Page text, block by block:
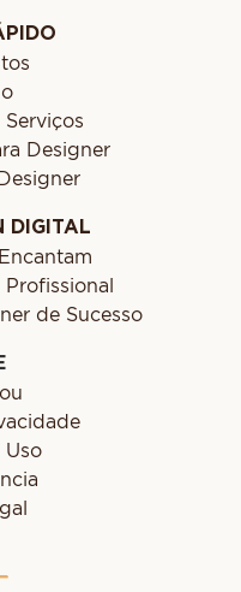
Serviços
Designer
DIGITAL
de Sucesso
Uso